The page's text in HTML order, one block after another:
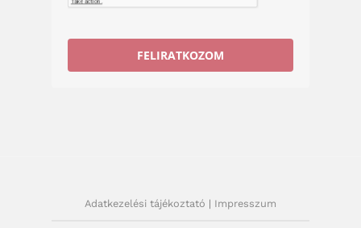
FELIRATKOZOM
Adatkezelési tájékoztató | Impresszum